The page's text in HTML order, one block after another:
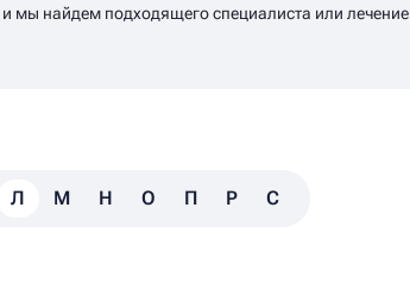
мы найдем подходящего специалиста или лечение
Л М Н О П Р С